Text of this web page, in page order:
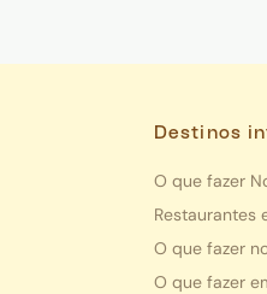
Destinos
O que fazer
Restaurantes
O que fazer
O que fazer